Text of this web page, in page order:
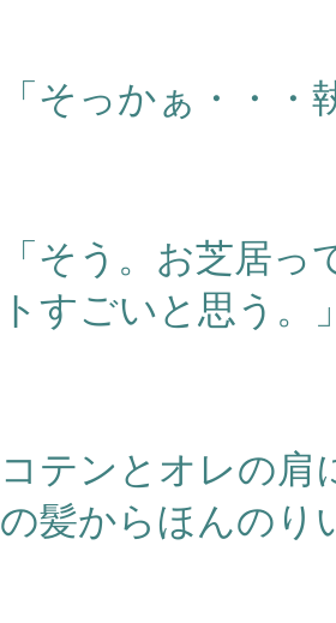
「そっかぁ・・
「そう。お芝居
トすごいと思う。
コテンとオレの肩
の髪からほんのり